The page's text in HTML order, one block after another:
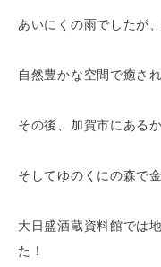
あいにくの雨でしたが
自然豊かな空間で癒され
その後、加賀市にある
そしてゆのくにの森で
大日盛酒蔵資料館では
た！